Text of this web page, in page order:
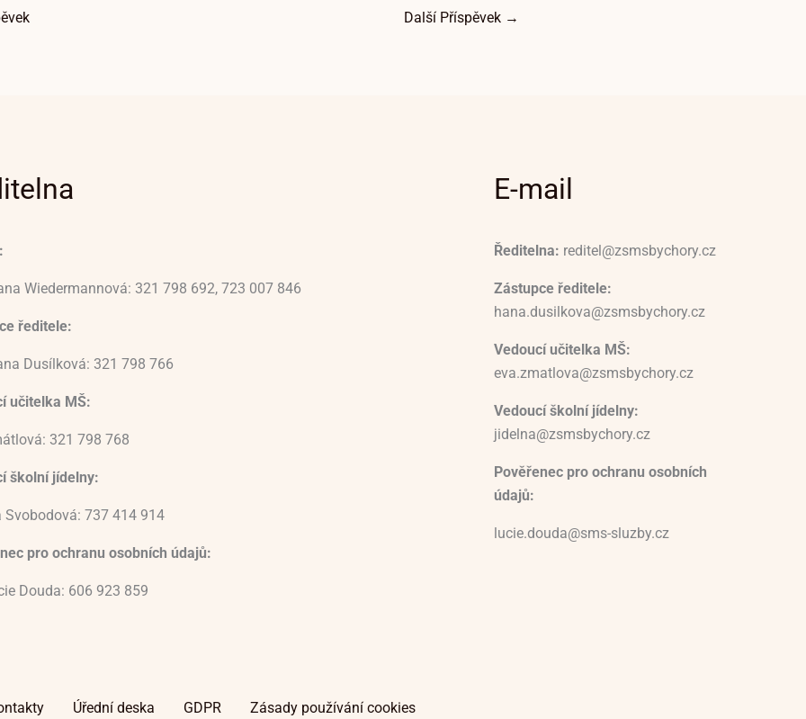
Další Příspěvek →
Wiedermannová: 321 798 692, 723 007 846
ředitele:
Dusílková: 321 798 766
učitelka MŠ:
321 798 768
školní jídelny:
Svobodová: 737 414 914
pro ochranu osobních údajů:
Douda: 606 923 859
E-mail
Ředitelna: reditel@zsmsbychory.cz
Zástupce ředitele:
hana.dusilkova@zsmsbychory.cz
Vedoucí učitelka MŠ:
eva.zmatlova@zsmsbychory.cz
Vedoucí školní jídelny:
jidelna@zsmsbychory.cz
Pověřenec pro ochranu osobních
údajů:
lucie.douda@sms-sluzby.cz
Úřední deska GDPR Zásady používání cookies